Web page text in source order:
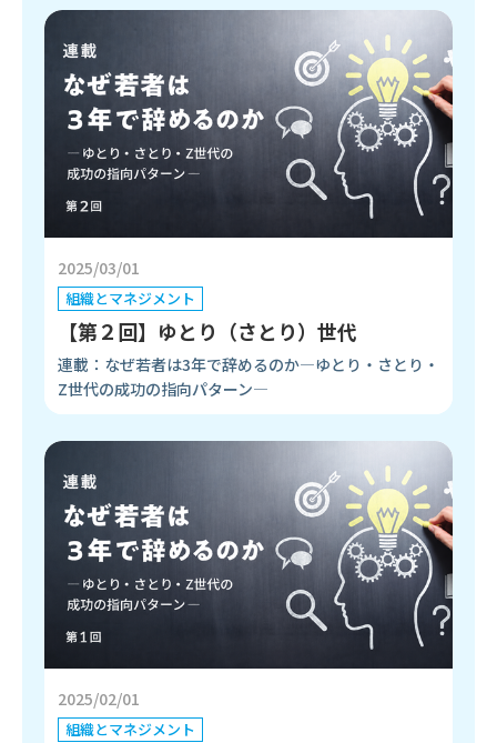
2025/03/01
組織とマネジメント
【第２回】ゆとり（さとり）世代
連載：なぜ若者は3年で辞めるのか―ゆとり・さとり・
Z世代の成功の指向パターン―
2025/02/01
組織とマネジメント